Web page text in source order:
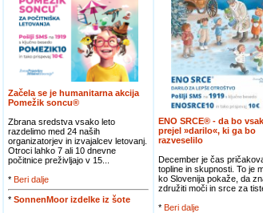
Začela se je humanitarna akcija
Pomežik soncu®
Zbrana sredstva vsako leto
razdelimo med 24 naših
organizatorjev in izvajalcev letovanj.
Otroci lahko 7 ali 10 dnevne
počitnice preživljajo v 15...
* Beri dalje
* SonnenMoor izdelke iz šote
ENO SRCE® - da bo
prejel »darilo«, ki ga bo
razveselilo
December je čas
topline in skupnosti. To je
ko Slovenija pokaže, da
združiti moči in srce za
* Beri dalje